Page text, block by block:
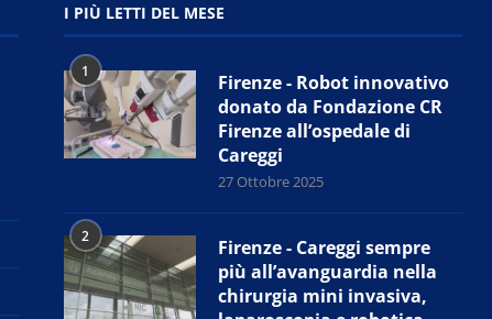
I PIÙ LETTI DEL MESE
1
Firenze - Robot innovativo
donato da Fondazione CR
Firenze all’ospedale di
Careggi
27 Ottobre 2025
2
Firenze - Careggi sempre
più all’avanguardia nella
chirurgia mini invasiva,